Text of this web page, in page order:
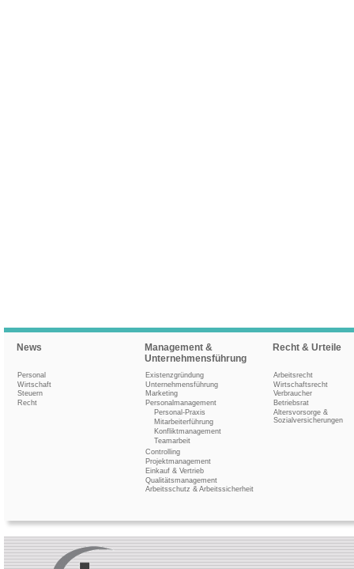
News
Personal
Wirtschaft
Steuern
Recht
Management &
Unternehmensführung
Existenzgründung
Unternehmensführung
Marketing
Personalmanagement
Personal-Praxis
Mitarbeiterführung
Konfliktmanagement
Teamarbeit
Controlling
Projektmanagement
Einkauf & Vertrieb
Qualitätsmanagement
Arbeitsschutz & Arbeitssicherheit
Recht & Urteile
Arbeitsrecht
Wirtschaftsrecht
Verbraucher
Betriebsrat
Altersvorsorge &
Sozialversicherungen